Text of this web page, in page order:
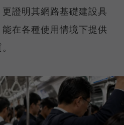
證明其網路基礎建設具
在各種使用情境下提供